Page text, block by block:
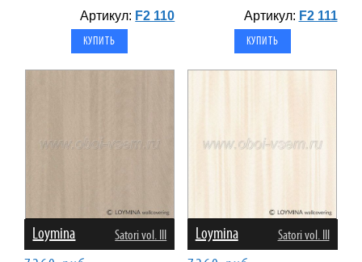
Артикул: F2 110 Артикул: F2 111
Loymina Satori vol. III Loymina Satori vol. III